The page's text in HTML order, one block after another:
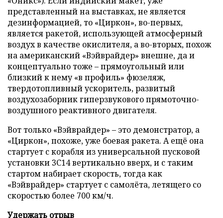
представленный на выставках, не является
дезинформацией, то «Циркон», во-первых,
является ракетой, использующей атмосферный
воздух в качестве окислителя, а во-вторых, похож
на американский «Вэйврайдер» внешне, да и
концептуально тоже – прямоугольный или
близкий к нему «в профиль» фюзеляж,
твердотопливный ускоритель, развитый
воздухозаборник гиперзвукового прямоточно-
воздушного реактивного двигателя.
Вот только «Вэйврайдер» – это демонстратор, а
«Циркон», похоже, уже боевая ракета. А ещё она
стартует с корабля из универсальной пусковой
установки 3С14 вертикально вверх, и с таким
стартом набирает скорость, тогда как
«Вэйврайдер» стартует с самолёта, летящего со
скоростью более 700 км/ч.
Удержать отрыв